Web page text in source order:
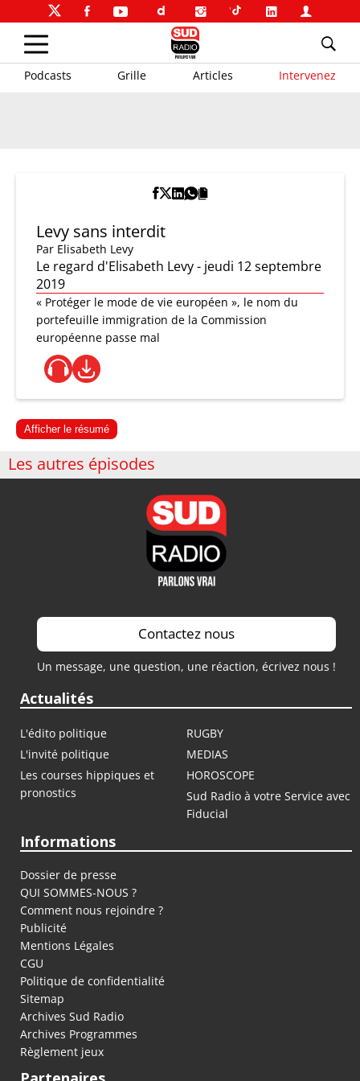
Podcasts Grille Articles Intervenez
Levy sans interdit
Par Elisabeth Levy
Le regard d'Elisabeth Levy - jeudi 12 septembre
2019
« Protéger le mode de vie européen », le nom du
portefeuille immigration de la Commission
européenne passe mal
Afficher le résumé
Les autres épisodes
Contactez nous
Un message, une question, une réaction, écrivez nous !
Actualités
L'édito politique
RUGBY
L'invité politique
MEDIAS
Les courses hippiques et
pronostics
HOROSCOPE
Sud Radio à votre Service avec
Fiducial
Informations
Dossier de presse
QUI SOMMES-NOUS ?
Comment nous rejoindre ?
Publicité
Mentions Légales
CGU
Politique de confidentialité
Sitemap
Archives Sud Radio
Archives Programmes
Règlement jeux